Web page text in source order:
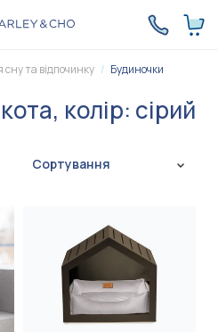
сну та відпочинку Будиночки
колір: сірий
Сортування